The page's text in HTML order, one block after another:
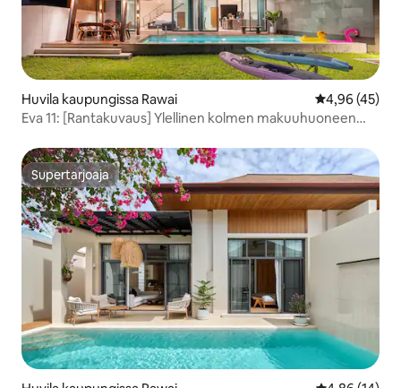
Huvila kaupungissa Rawai
4,96 (45)
Eva 11: [Rantakuvaus] Ylellinen kolmen makuuhuoneen
englanniksi ja thain kielellä
Supertarjoaja
Supertarjoaja